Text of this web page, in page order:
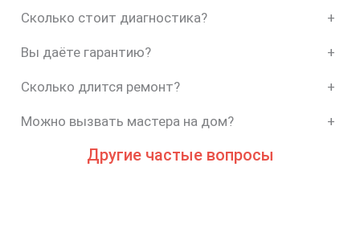
Сколько стоит диагностика? +
Вы даёте гарантию? +
Сколько длится ремонт? +
Можно вызвать мастера на дом? +
Другие частые вопросы